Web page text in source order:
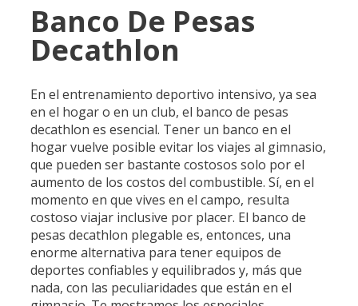
Banco De Pesas
Decathlon
En el entrenamiento deportivo intensivo, ya sea
en el hogar o en un club, el banco de pesas
decathlon es esencial. Tener un banco en el
hogar vuelve posible evitar los viajes al gimnasio,
que pueden ser bastante costosos solo por el
aumento de los costos del combustible. Sí, en el
momento en que vives en el campo, resulta
costoso viajar inclusive por placer. El banco de
pesas decathlon plegable es, entonces, una
enorme alternativa para tener equipos de
deportes confiables y equilibrados y, más que
nada, con las peculiaridades que están en el